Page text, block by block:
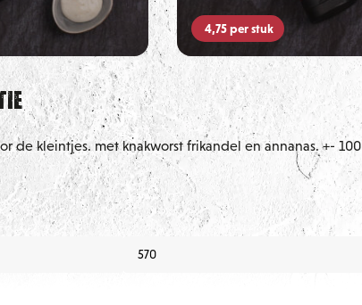
4,75per stuk
de kleintjes. met knakworst frikandel en annanas. +- 100
570